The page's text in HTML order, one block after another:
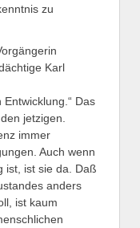
zu
Karl
Das
jetzigen.
immer
Auch wenn
ist, ist sie da. Daß
anders
ist kaum